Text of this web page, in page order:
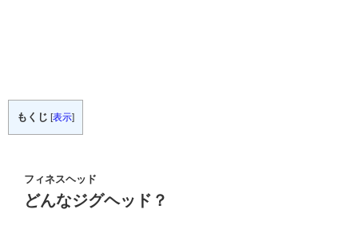
もくじ [表示]
フィネスヘッド
どんなジグヘッド？